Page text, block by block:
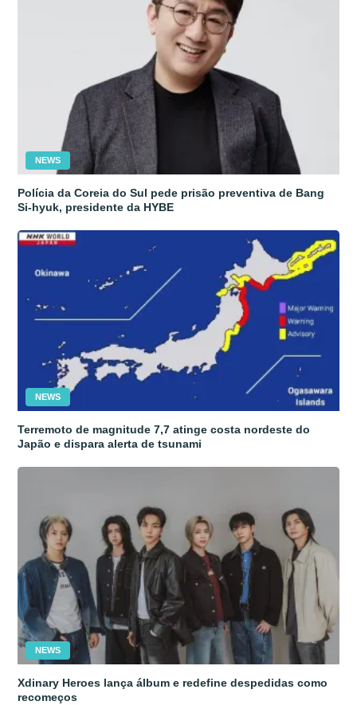
NEWS
Polícia da Coreia do Sul pede prisão preventiva de Bang
Si-hyuk, presidente da HYBE
NEWS
Terremoto de magnitude 7,7 atinge costa nordeste do
Japão e dispara alerta de tsunami
NEWS
Xdinary Heroes lança álbum e redefine despedidas como
recomeços